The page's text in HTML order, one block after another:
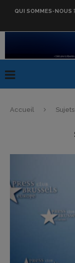
QUI SOMMES-NOUS
Accueil Sujets